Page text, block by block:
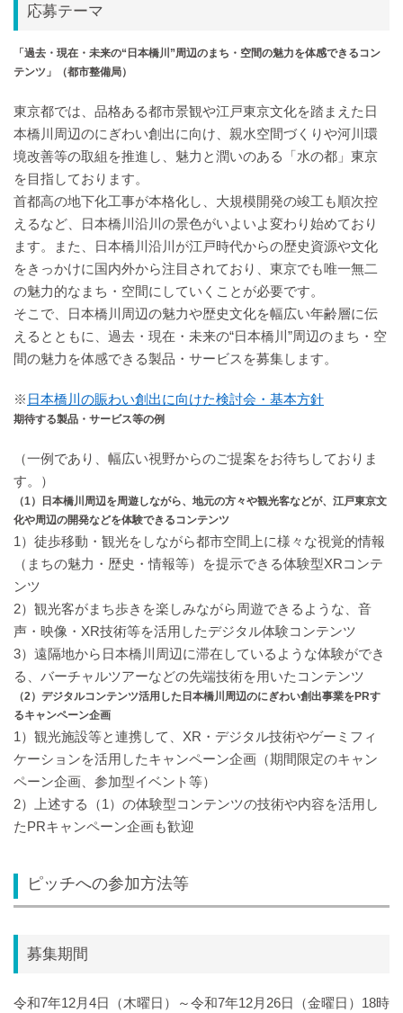
応募テーマ
「過去・現在・未来の“日本橋川”周辺のまち・空間の魅力を体感できるコン
テンツ」（都市整備局）
東京都では、品格ある都市景観や江戸東京文化を踏まえた日
本橋川周辺のにぎわい創出に向け、親水空間づくりや河川環
境改善等の取組を推進し、魅力と潤いのある「水の都」東京
を目指しております。
首都高の地下化工事が本格化し、大規模開発の竣工も順次控
えるなど、日本橋川沿川の景色がいよいよ変わり始めており
ます。また、日本橋川沿川が江戸時代からの歴史資源や文化
をきっかけに国内外から注目されており、東京でも唯一無二
の魅力的なまち・空間にしていくことが必要です。
そこで、日本橋川周辺の魅力や歴史文化を幅広い年齢層に伝
えるとともに、過去・現在・未来の“日本橋川”周辺のまち・空
間の魅力を体感できる製品・サービスを募集します。
※ 日本橋川の賑わい創出に向けた検討会・基本方針
期待する製品・サービス等の例
（一例であり、幅広い視野からのご提案をお待ちしておりま
す。）
（1）日本橋川周辺を周遊しながら、地元の方々や観光客などが、江戸東京文
化や周辺の開発などを体験できるコンテンツ
1）徒歩移動・観光をしながら都市空間上に様々な視覚的情報
（まちの魅力・歴史・情報等）を提示できる体験型XRコンテ
ンツ
2）観光客がまち歩きを楽しみながら周遊できるような、音
声・映像・XR技術等を活用したデジタル体験コンテンツ
3）遠隔地から日本橋川周辺に滞在しているような体験ができ
る、バーチャルツアーなどの先端技術を用いたコンテンツ
（2）デジタルコンテンツ活用した日本橋川周辺のにぎわい創出事業をPRす
るキャンペーン企画
1）観光施設等と連携して、XR・デジタル技術やゲーミフィ
ケーションを活用したキャンペーン企画（期間限定のキャン
ペーン企画、参加型イベント等）
2）上述する（1）の体験型コンテンツの技術や内容を活用し
たPRキャンペーン企画も歓迎
ピッチへの参加方法等
募集期間
令和7年12月4日（木曜日）～令和7年12月26日（金曜日）18時